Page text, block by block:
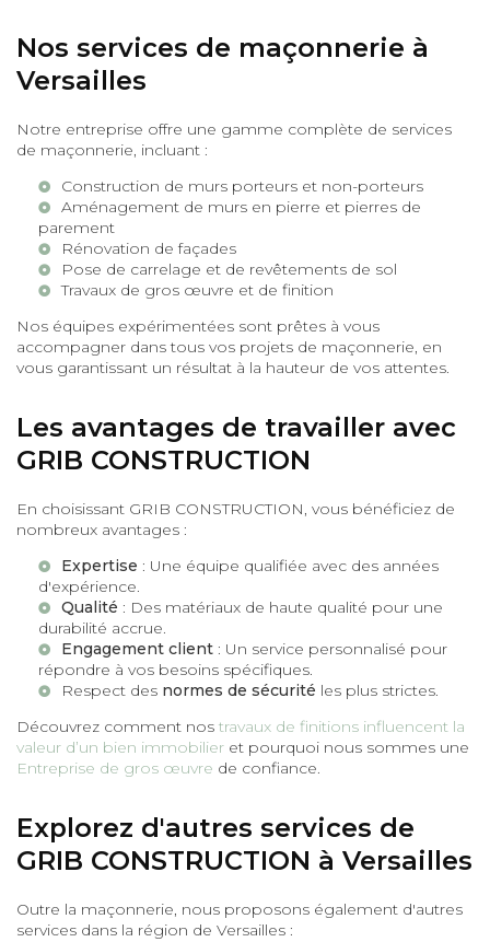
Nos services de maçonnerie à
Versailles
Notre entreprise offre une gamme complète de services
de maçonnerie, incluant :
Construction de murs porteurs et non-porteurs
Aménagement de murs en pierre et pierres de
parement
Rénovation de façades
Pose de carrelage et de revêtements de sol
Travaux de gros œuvre et de finition
Nos équipes expérimentées sont prêtes à vous
accompagner dans tous vos projets de maçonnerie, en
vous garantissant un résultat à la hauteur de vos attentes.
Les avantages de travailler avec
GRIB CONSTRUCTION
En choisissant GRIB CONSTRUCTION, vous bénéficiez de
nombreux avantages :
Expertise : Une équipe qualifiée avec des années
d'expérience.
Qualité : Des matériaux de haute qualité pour une
durabilité accrue.
Engagement client : Un service personnalisé pour
répondre à vos besoins spécifiques.
Respect des normes de sécurité les plus strictes.
Découvrez comment nos travaux de finitions influencent la
valeur d’un bien immobilier et pourquoi nous sommes une
Entreprise de gros œuvre de confiance.
Explorez d'autres services de
GRIB CONSTRUCTION à Versailles
Outre la maçonnerie, nous proposons également d'autres
services dans la région de Versailles :